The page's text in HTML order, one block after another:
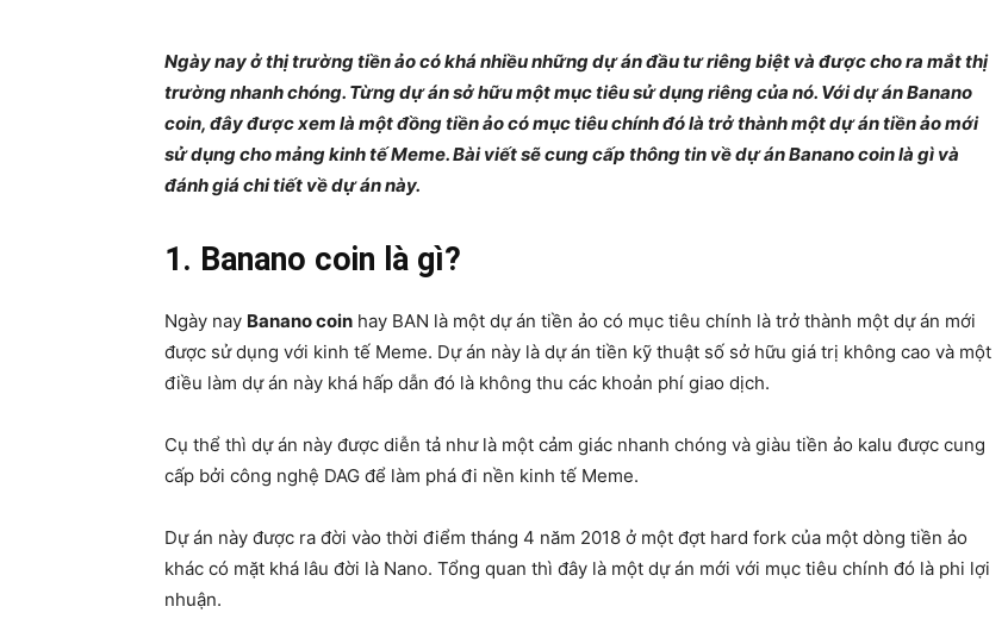
Ngày nay ở thị trường tiền ảo có khá nhiều những dự án đầu tư riêng biệt và được cho ra mắt thị
trường nhanh chóng. Từng dự án sở hữu một mục tiêu sử dụng riêng của nó. Với dự án Banano
coin, đây được xem là một đồng tiền ảo có mục tiêu chính đó là trở thành một dự án tiền ảo mới
sử dụng cho mảng kinh tế Meme. Bài viết sẽ cung cấp thông tin về dự án Banano coin là gì và
đánh giá chi tiết về dự án này.
1. Banano coin là gì?
Ngày nay Banano coin hay BAN là một dự án tiền ảo có mục tiêu chính là trở thành một dự án mới
được sử dụng với kinh tế Meme. Dự án này là dự án tiền kỹ thuật số sở hữu giá trị không cao và một
điều làm dự án này khá hấp dẫn đó là không thu các khoản phí giao dịch.
Cụ thể thì dự án này được diễn tả như là một cảm giác nhanh chóng và giàu tiền ảo kalu được cung
cấp bởi công nghệ DAG để làm phá đi nền kinh tế Meme.
Dự án này được ra đời vào thời điểm tháng 4 năm 2018 ở một đợt hard fork của một dòng tiền ảo
khác có mặt khá lâu đời là Nano. Tổng quan thì đây là một dự án mới với mục tiêu chính đó là phi lợi
nhuận.